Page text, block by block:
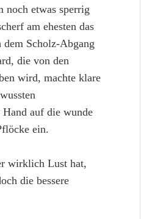
noch etwas sperrig
am ehesten das
Scholz-Abgang
die von den
wird, machte klare
auf die wunde
ein.
wirklich Lust hat,
die bessere